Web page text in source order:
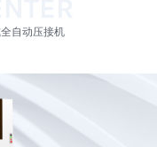
自动压接机